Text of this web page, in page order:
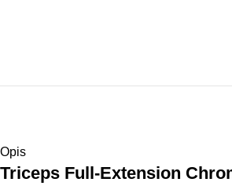
Opis
Triceps Full-Extension